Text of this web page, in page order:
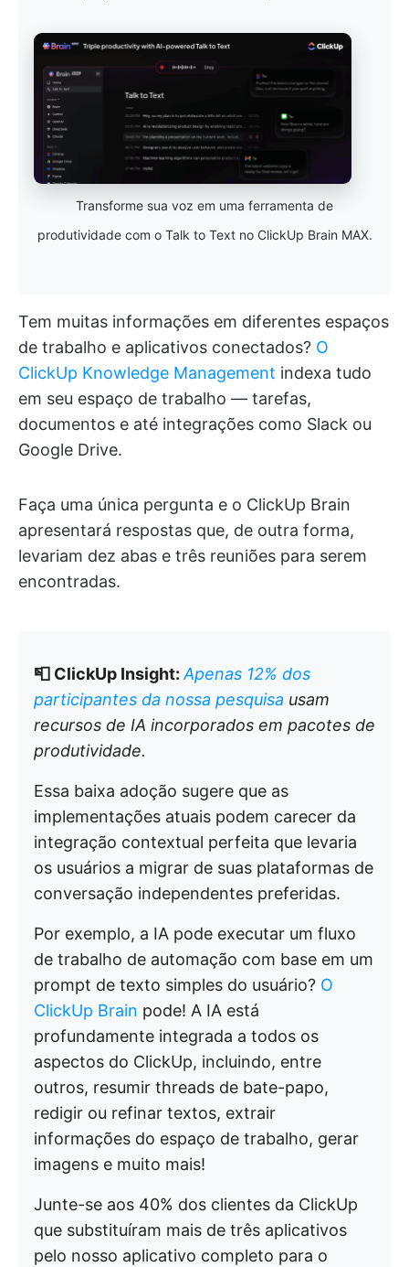
Transforme sua voz em uma ferramenta de
produtividade com o Talk to Text no ClickUp Brain MAX.
Tem muitas informações em diferentes espaços
de trabalho e aplicativos conectados? O
ClickUp Knowledge Management indexa tudo
em seu espaço de trabalho — tarefas,
documentos e até integrações como Slack ou
Google Drive.
Faça uma única pergunta e o ClickUp Brain
apresentará respostas que, de outra forma,
levariam dez abas e três reuniões para serem
encontradas.
📮 ClickUp Insight:Apenas 12% dos
participantes da nossa pesquisa usam
recursos de IA incorporados em pacotes de
produtividade.
Essa baixa adoção sugere que as
implementações atuais podem carecer da
integração contextual perfeita que levaria
os usuários a migrar de suas plataformas de
conversação independentes preferidas.
Por exemplo, a IA pode executar um fluxo
de trabalho de automação com base em um
prompt de texto simples do usuário? O
ClickUp Brain pode! A IA está
profundamente integrada a todos os
aspectos do ClickUp, incluindo, entre
outros, resumir threads de bate-papo,
redigir ou refinar textos, extrair
informações do espaço de trabalho, gerar
imagens e muito mais!
Junte-se aos 40% dos clientes da ClickUp
que substituíram mais de três aplicativos
pelo nosso aplicativo completo para o